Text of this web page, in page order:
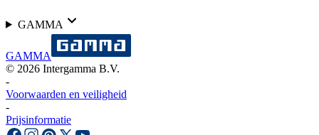
GAMMA
GAMMA
© 2026 Intergamma B.V.
-
Voorwaarden en veiligheid
-
Prijsinformatie